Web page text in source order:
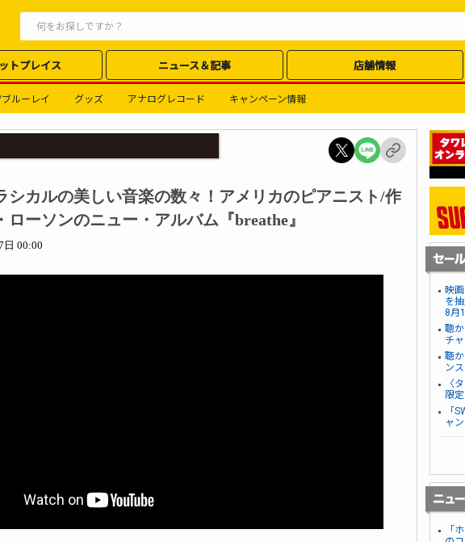
トプレイス ニュース＆記事 店舗情報
ルーレイ グッズ アナログレコード キャンペーン情報
シカルの美しい音楽の数々！アメリカのピアニスト/作
ローソンのニュー・アルバム『breathe』
日 00:00
映
を
8月
聴
チ
聴
ン
〈
限
「
ャ
「